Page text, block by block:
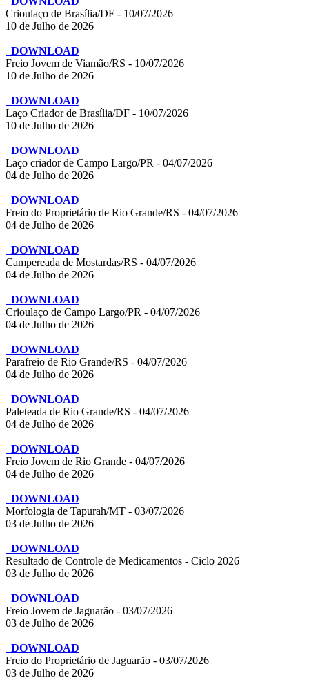
Crioulaço de Brasília/DF - 10/07/2026
10 de Julho de 2026
DOWNLOAD
Freio Jovem de Viamão/RS - 10/07/2026
10 de Julho de 2026
DOWNLOAD
Laço Criador de Brasília/DF - 10/07/2026
10 de Julho de 2026
DOWNLOAD
Laço criador de Campo Largo/PR - 04/07/2026
04 de Julho de 2026
DOWNLOAD
Freio do Proprietário de Rio Grande/RS - 04/07/2026
04 de Julho de 2026
DOWNLOAD
Campereada de Mostardas/RS - 04/07/2026
04 de Julho de 2026
DOWNLOAD
Crioulaço de Campo Largo/PR - 04/07/2026
04 de Julho de 2026
DOWNLOAD
Parafreio de Rio Grande/RS - 04/07/2026
04 de Julho de 2026
DOWNLOAD
Paleteada de Rio Grande/RS - 04/07/2026
04 de Julho de 2026
DOWNLOAD
Freio Jovem de Rio Grande - 04/07/2026
04 de Julho de 2026
DOWNLOAD
Morfologia de Tapurah/MT - 03/07/2026
03 de Julho de 2026
DOWNLOAD
Resultado de Controle de Medicamentos - Ciclo 2026
03 de Julho de 2026
DOWNLOAD
Freio Jovem de Jaguarão - 03/07/2026
03 de Julho de 2026
DOWNLOAD
Freio do Proprietário de Jaguarão - 03/07/2026
03 de Julho de 2026